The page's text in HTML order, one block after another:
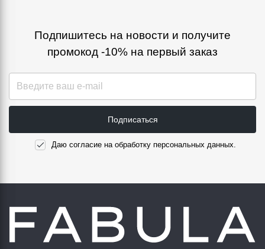
Подпишитесь на новости и получите
промокод -10% на первый заказ
Подписаться
Даю согласие на обработку персональных данных.